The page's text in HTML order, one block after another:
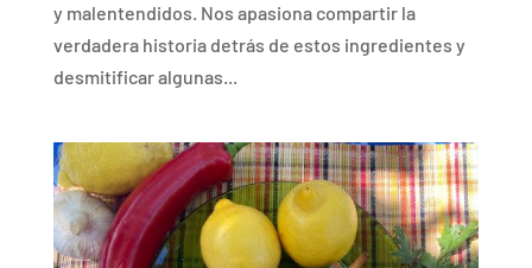
y malentendidos. Nos apasiona compartir la
verdadera historia detrás de estos ingredientes y
desmitificar algunas...